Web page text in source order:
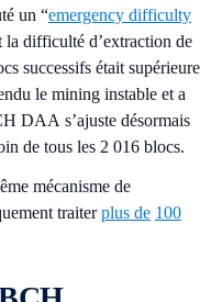
un “emergency difficulty
la difficulté d’extraction de
successifs était supérieure
le mining instable et a
DAA s’ajuste désormais
de tous les 2 016 blocs.
mécanisme de
traiterplus de 100